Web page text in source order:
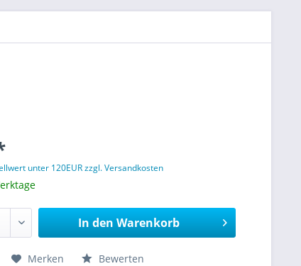
unter 120EUR zzgl. Versandkosten
In den Warenkorb
Merken Bewerten